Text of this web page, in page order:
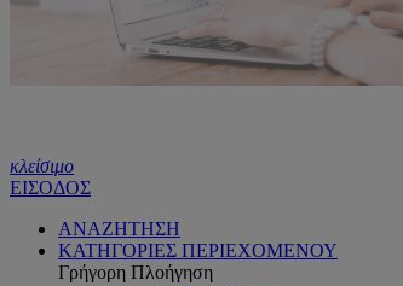
κλείσιμο
ΕΙΣΟΔΟΣ
ΑΝΑΖΗΤΗΣΗ
ΚΑΤΗΓΟΡΙΕΣ ΠΕΡΙΕΧΟΜΕΝΟΥ
Γρήγορη Πλοήγηση